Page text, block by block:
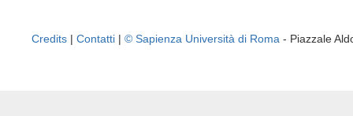
Credits | Contatti | © Sapienza Università di Roma - Piazzale